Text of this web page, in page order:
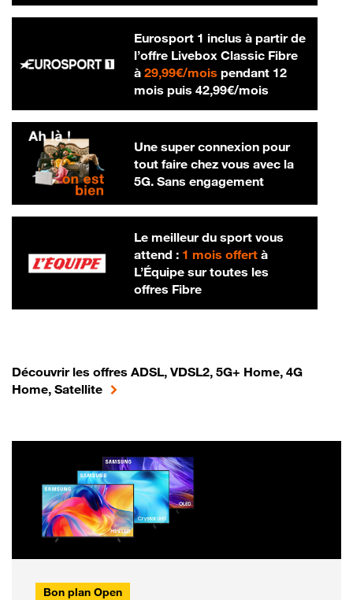
Eurosport 1 inclus à partir de
l’offre Livebox Classic Fibre
à 29,99€/mois29,99 € par mois
pendant 12
mois puis 42,99€/mois42,99 € par
Une super connexion pour
tout faire chez vous avec la
5G. Sans engagement
Le meilleur du sport vous
attend : 1 mois offertà
L’Équipe sur toutes les
offres Fibre
Découvrir les offres ADSL, VDSL2, 5G+ Home, 4G
Home, Satellite
Bon plan Open